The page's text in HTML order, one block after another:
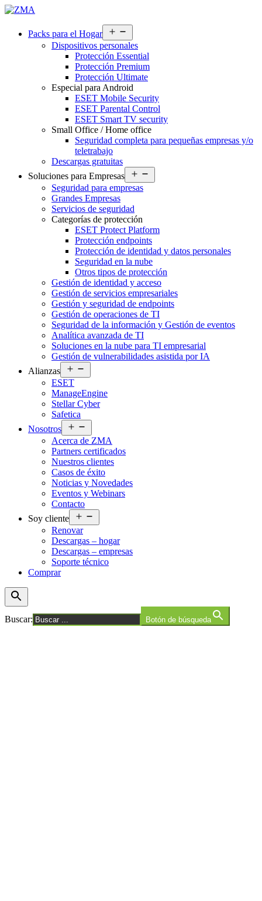
Packs para el Hogar
el
menú
Dispositivos personales
Protección Essential
Protección Premium
Protección Ultimate
Especial para Android
ESET Mobile Security
ESET Parental Control
ESET Smart TV security
Small Office / Home office
Seguridad completa para pequeñas empresas y/o
teletrabajo
Descargas gratuitas
Soluciones para Empresas
el
Seguridad para empresas
Grandes Empresas
Servicios de seguridad
Categorías de protección
ESET Protect Platform
Protección endpoints
Protección de identidad y datos personales
Seguridad en la nube
Otros tipos de protección
Gestión de identidad y acceso
Gestión de servicios empresariales
Gestión y seguridad de endpoints
Gestión de operaciones de TI
Seguridad de la información y Gestión de eventos
Analítica avanzada de TI
Soluciones en la nube para TI empresarial
Gestión de vulnerabilidades asistida por IA
Alianzas
el
ESET
ManageEngine
Stellar Cyber
Safetica
Nosotros
el
menú
Acerca de ZMA
Partners certificados
Nuestros clientes
Casos de éxito
Noticias y Novedades
Eventos y Webinars
Contacto
Soy cliente
el
Renovar
Descargas – hogar
Descargas – empresas
Soporte técnico
Comprar
Buscar: Botón de búsqueda